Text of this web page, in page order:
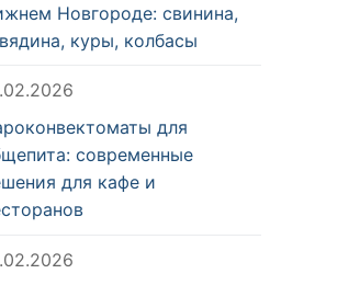
Новгороде: свинина,
куры, колбасы
для
современные
для кафе и